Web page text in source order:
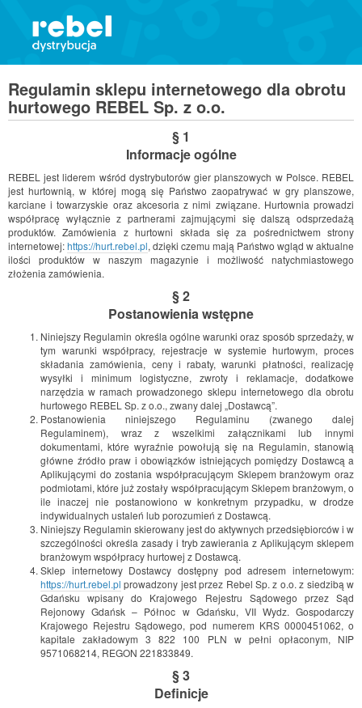
Regulamin sklepu internetowego dla obrotu
hurtowego REBEL Sp. z o.o.
§ 1
Informacje ogólne
REBEL jest liderem wśród dystrybutorów gier planszowych w Polsce. REBEL
jest hurtownią, w której mogą się Państwo zaopatrywać w gry planszowe,
karciane i towarzyskie oraz akcesoria z nimi związane. Hurtownia prowadzi
współpracę wyłącznie z partnerami zajmującymi się dalszą odsprzedażą
produktów. Zamówienia z hurtowni składa się za pośrednictwem strony
internetowej:https://hurt.rebel.pl, dzięki czemu mają Państwo wgląd w aktualne
ilości produktów w naszym magazynie i możliwość natychmiastowego
złożenia zamówienia.
§ 2
Postanowienia wstępne
Niniejszy Regulamin określa ogólne warunki oraz sposób sprzedaży, w
tym warunki współpracy, rejestracje w systemie hurtowym, proces
składania zamówienia, ceny i rabaty, warunki płatności, realizację
wysyłki i minimum logistyczne, zwroty i reklamacje, dodatkowe
narzędzia w ramach prowadzonego sklepu internetowego dla obrotu
hurtowego REBEL Sp. z o.o., zwany dalej „Dostawcą”.
Postanowienia niniejszego Regulaminu (zwanego dalej
Regulaminem), wraz z wszelkimi załącznikami lub innymi
dokumentami, które wyraźnie powołują się na Regulamin, stanowią
główne źródło praw i obowiązków istniejących pomiędzy Dostawcą a
Aplikującymi do zostania współpracującym Sklepem branżowym oraz
podmiotami, które już zostały współpracującym Sklepem branżowym, o
ile inaczej nie postanowiono w konkretnym przypadku, w drodze
indywidualnych ustaleń lub porozumień z Dostawcą.
Niniejszy Regulamin skierowany jest do aktywnych przedsiębiorców i w
szczególności określa zasady i tryb zawierania z Aplikującym sklepem
branżowym współpracy hurtowej z Dostawcą.
Sklep internetowy Dostawcy dostępny pod adresem internetowym:
https://hurt.rebel.pl prowadzony jest przez Rebel Sp. z o.o. z siedzibą w
Gdańsku wpisany do Krajowego Rejestru Sądowego przez Sąd
Rejonowy Gdańsk – Północ w Gdańsku, VII Wydz. Gospodarczy
Krajowego Rejestru Sądowego, pod numerem KRS 0000451062, o
kapitale zakładowym 3 822 100 PLN w pełni opłaconym, NIP
9571068214, REGON 221833849.
§ 3
Definicje